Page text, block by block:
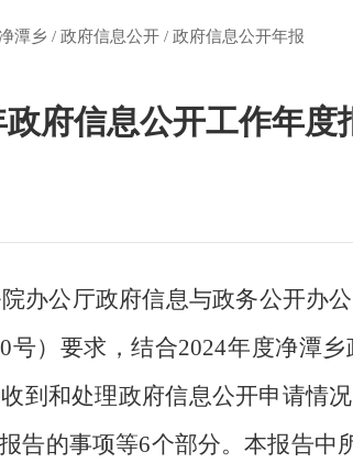
潭乡 / 政府信息公开 / 政府信息公开年报
政府信息公开工作年度
办公厅政府信息与政务公开办
号）要求，结合2024年度净潭
到和处理政府信息公开申请情
告的事项等6个部分。本报告中